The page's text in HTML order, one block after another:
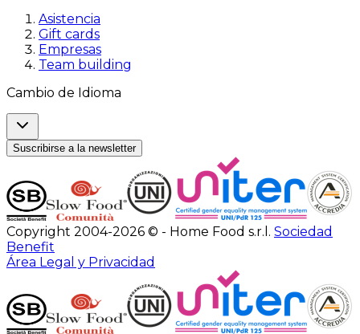
Asistencia
Gift cards
Empresas
Team building
Cambio de Idioma
Suscribirse a la newsletter
Copyright 2004-2026 © - Home Food s.r.l. Sociedad
Benefit
Área Legal y Privacidad